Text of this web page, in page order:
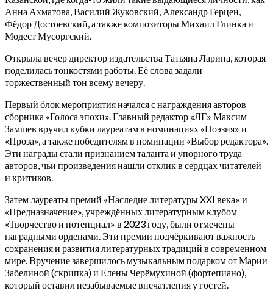
Анна Ахматова, Василий Жуковский, Александр Герцен,
Фёдор Достоевский, а также композиторы Михаил Глинка и
Модест Мусоргский.
Открыла вечер директор издательства Татьяна Ларина, которая
поделилась тонкостями работы. Её слова задали
торжественный тон всему вечеру.
Первый блок мероприятия начался с награждения авторов
сборника «Голоса эпохи». Главный редактор «ЛГ» Максим
Замшев вручил кубки лауреатам в номинациях «Поэзия» и
«Проза», а также победителям в номинации «Выбор редактора».
Эти награды стали признанием таланта и упорного труда
авторов, чьи произведения нашли отклик в сердцах читателей
и критиков.
Затем лауреаты премий «Наследие литературы XXI века» и
«Предназначение», учреждённых литературным клубом
«Творчество и потенциал» в 2023 году, были отмечены
наградными орденами. Эти премии подчёркивают важность
сохранения и развития литературных традиций в современном
мире. Вручение завершилось музыкальным подарком от Марии
Забелиной (скрипка) и Елены Черёмухиной (фортепиано),
который оставил незабываемые впечатления у гостей.